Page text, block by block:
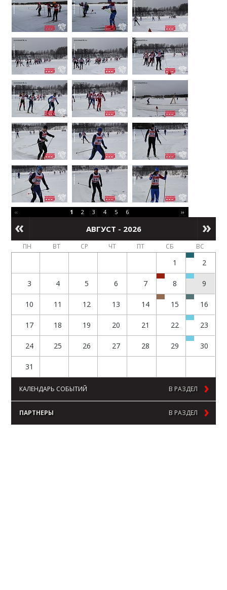
‹‹ ››
1 2 3 4 5 6
АВГУСТ - 2026
ПН ВТ СР ЧТ ПТ СБ ВС
1 2
3 4 5 6 7 8 9
10 11 12 13 14 15 16
17 18 19 20 21 22 23
24 25 26 27 28 29 30
31
КАЛЕНДАРЬ СОБЫТИЙ В РАЗДЕЛ
ПАРТНЕРЫ В РАЗДЕЛ